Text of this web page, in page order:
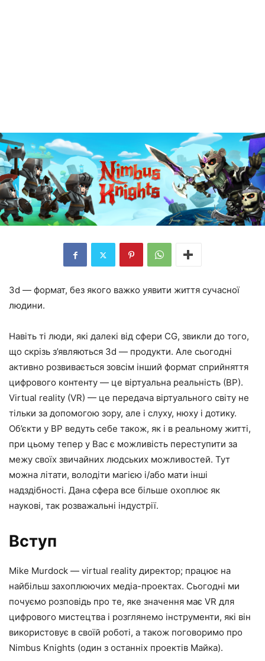
3d — формат, без якого важко уявити життя сучасної
людини.
Навіть ті люди, які далекі від сфери CG, звикли до того,
що скрізь з’являються 3d — продукти. Але сьогодні
активно розвивається зовсім інший формат сприйняття
цифрового контенту — це віртуальна реальність (ВР).
Virtual reality (VR) — це передача віртуального світу не
тільки за допомогою зору, але і слуху, нюху і дотику.
Об’єкти у ВР ведуть себе також, як і в реальному житті,
при цьому тепер у Вас є можливість переступити за
межу своїх звичайних людських можливостей. Тут
можна літати, володіти магією і/або мати інші
надздібності. Дана сфера все більше охоплює як
наукові, так розважальні індустрії.
Вступ
Mike Murdock — virtual reality директор; працює на
найбільш захоплюючих медіа-проектах. Сьогодні ми
почуємо розповідь про те, яке значення має VR для
цифрового мистецтва і розглянемо інструменти, які він
використовує в своїй роботі, а також поговоримо про
Nimbus Knights (один з останніх проектів Майка).